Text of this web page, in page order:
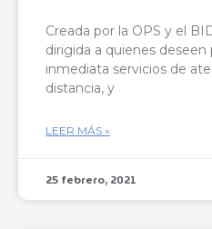
Creada por la OPS y el
dirigida a quienes
inmediata servicios de
distancia, y
LEER MÁS »
25 febrero, 2021